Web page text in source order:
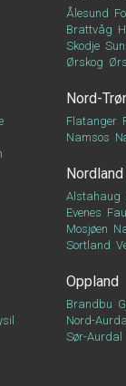
Ålesund
Brattvåg
Skodje
Ørskog
Nord-
Flatanger
Namsos
Nordland
Alstahaug
Evenes
Mosjøen
Sortland
Oppland
Brandbu
Nord-Aurdal
Sør-Aurdal